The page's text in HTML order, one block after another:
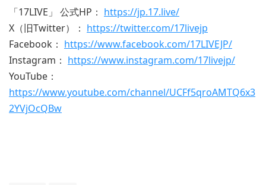
「17LIVE」 公式HP： https://jp.17.live/
X（旧Twitter）： https://twitter.com/17livejp
Facebook： https://www.facebook.com/17LIVEJP/
Instagram： https://www.instagram.com/17livejp/
YouTube：
https://www.youtube.com/channel/UCFf5qroAMTQ6x3
2YVjOcQBw